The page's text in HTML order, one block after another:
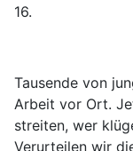
16.
Tausende von
Arbeit vor Ort.
streiten, wer
Verurteilen wir